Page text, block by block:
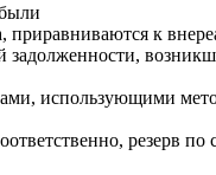
к
задолженности,
использующими
резерв